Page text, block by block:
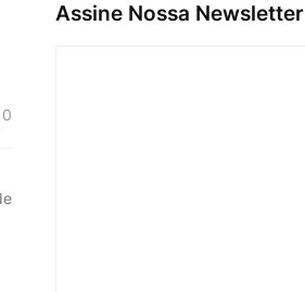
0
Assine Nossa Newsletter